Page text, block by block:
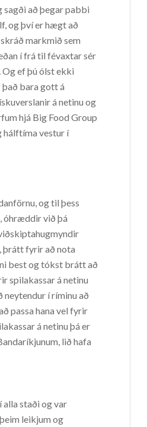
sagði að þegar pabbi
og því er hægt að
markmið sem
í frá til févaxtar sér
ef þú ólst ekki
bara gott á
á netinu og
hjá Big Food Group
hálftíma vestur í
og til þess
óhræddir við þá
þrátt fyrir að nota
best og tókst brátt að
spilakassar á netinu
neytendur í ríminu að
passa hana vel fyrir
á netinu þá er
lið hafa
staði og var
leikjum og